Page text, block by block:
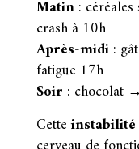
Matin:
crash à 10h
Après-midi:
fatigue 17h
Soir : chocolat
Cetteinstabilité